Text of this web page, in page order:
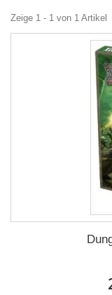
Zeige 1 - 1 von 1 Artikel